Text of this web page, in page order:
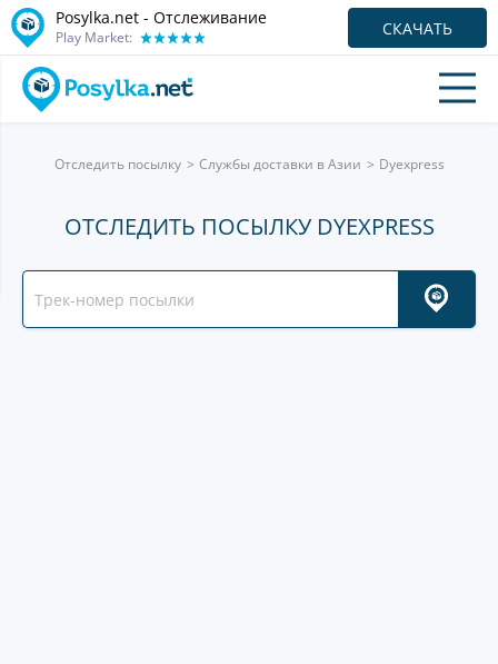
Posylka.net - Отслеживание
Play Market: СКАЧАТЬ
Отследить посылку Службы доставки в Азии Dyexpress
ОТСЛЕДИТЬ ПОСЫЛКУ DYEXPRESS